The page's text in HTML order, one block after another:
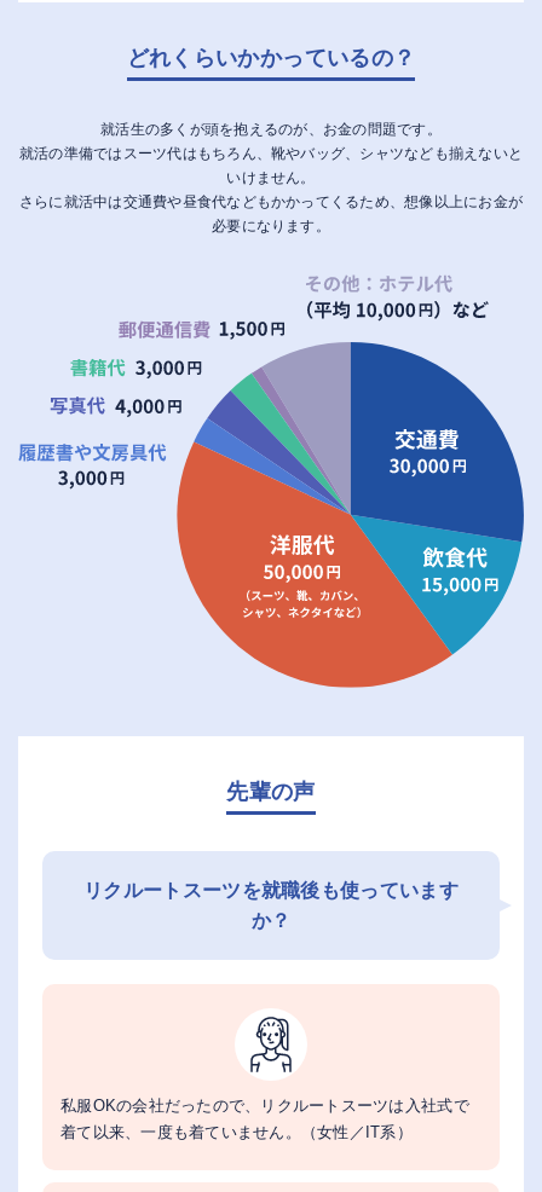
どれくらいかかっているの？
就活生の多くが頭を抱えるのが、お金の問題です。
就活の準備ではスーツ代はもちろん、靴やバッグ、シャツなども揃えないと
いけません。
さらに就活中は交通費や昼食代などもかかってくるため、想像以上にお金が
必要になります。
先輩の声
リクルートスーツを就職後も使っています
か？
私服OKの会社だったので、リクルートスーツは入社式で
着て以来、一度も着ていません。（女性／IT系）